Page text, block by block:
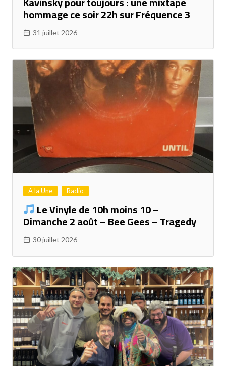
hommage ce soir 22h sur Fréquence 3
31 juillet 2026
A la Une Radio
Le Vinyle de 10h moins 10 –
Dimanche 2 août – Bee Gees – Tragedy
30 juillet 2026